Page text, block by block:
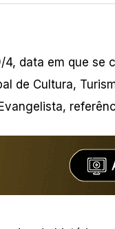
data em que se
de Cultura,